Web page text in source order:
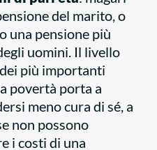
del marito, o
una pensione più
uomini. Il livello
più importanti
povertà porta a
meno cura di sé, a
non possono
i costi di una